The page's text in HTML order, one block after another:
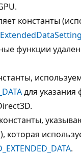
константы
функции
для указания
которая
.